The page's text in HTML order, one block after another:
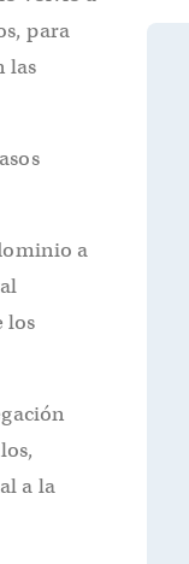
para
las
a
los
a la